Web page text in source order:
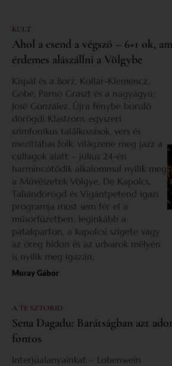
KULT
Ahol a csend a végszó – 6+1 ok,
érdemes alászállni a Völgybe
Kispál és a Borz, Kollár-Klemencz,
Góbé, Parno Graszt és a nagyágyú:
José González. Újra fénybe boruló
dörögdi Klastrom, egyszeri
szimfonikus találkozások, vers és
mezítlábas folk, világzene meg jazz a
csillagok alatt – július 24-én
harmincötödik alkalommal nyílik meg
a Művészetek Völgye. De Kapolcs,
Taliándörögd és Vigántpetend igazi
programja most sem fér el a
műsorfüzetben: leginkább a
patakparton, a kapolcsi szigete vagy
az öreg hídon és az udvarok mélyén
is nyílik meg igazán.
Muray Gábor
A TE SZTORID
Sena Dagadu: Barátságban azt
fontos
Interjúalanyainkat – Lobenwein